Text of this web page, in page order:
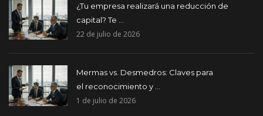
¿Tu empresa realizará una reducción de
capital? Te ...
22 de julio de 2026
Mermas vs. Desmedros: Claves para
el reconocimiento y ...
1 de julio de 2026